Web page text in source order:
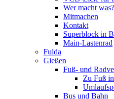
Wer macht was?
Mitmachen
Kontakt
Superblock in
Main-Lastenrad
Fulda
Gießen
Fuß- und
Zu Fuß
Bus und Bahn